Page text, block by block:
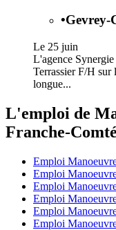
•Gevrey-
Le 25 juin
L'agence
Terrassier F/H sur
longue...
L'emploi de
Franche-Comté
Emploi
Emploi
Emploi
Emploi
Emploi
Emploi